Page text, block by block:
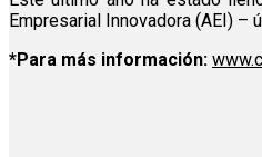
Empresarial Innovadora (AEI) –
*Para más información: